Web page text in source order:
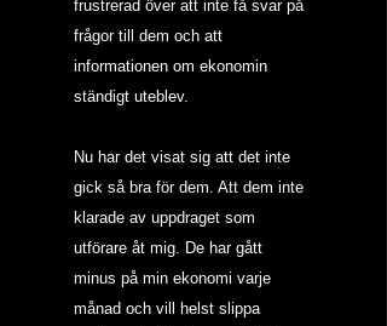
frustrerad över att inte få svar på
frågor till dem och att
informationen om ekonomin
ständigt uteblev.
Nu har det visat sig att det inte
gick så bra för dem. Att dem inte
klarade av uppdraget som
utförare åt mig. De har gått
minus på min ekonomi varje
månad och vill helst slippa